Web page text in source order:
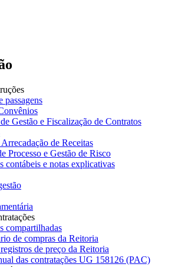
passagens
Gestão e Fiscalização de Contratos
de Receitas
Processo e Gestão de Risco
contábeis e notas explicativas
compartilhadas
de compras da Reitoria
de preço da Reitoria
das contratações UG 158126 (PAC)